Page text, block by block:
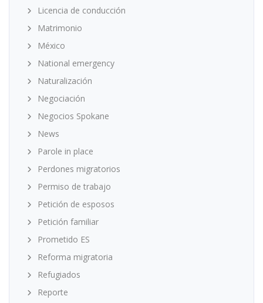
Licencia de conducción
Matrimonio
México
National emergency
Naturalización
Negociación
Negocios Spokane
News
Parole in place
Perdones migratorios
Permiso de trabajo
Petición de esposos
Petición familiar
Prometido ES
Reforma migratoria
Refugiados
Reporte